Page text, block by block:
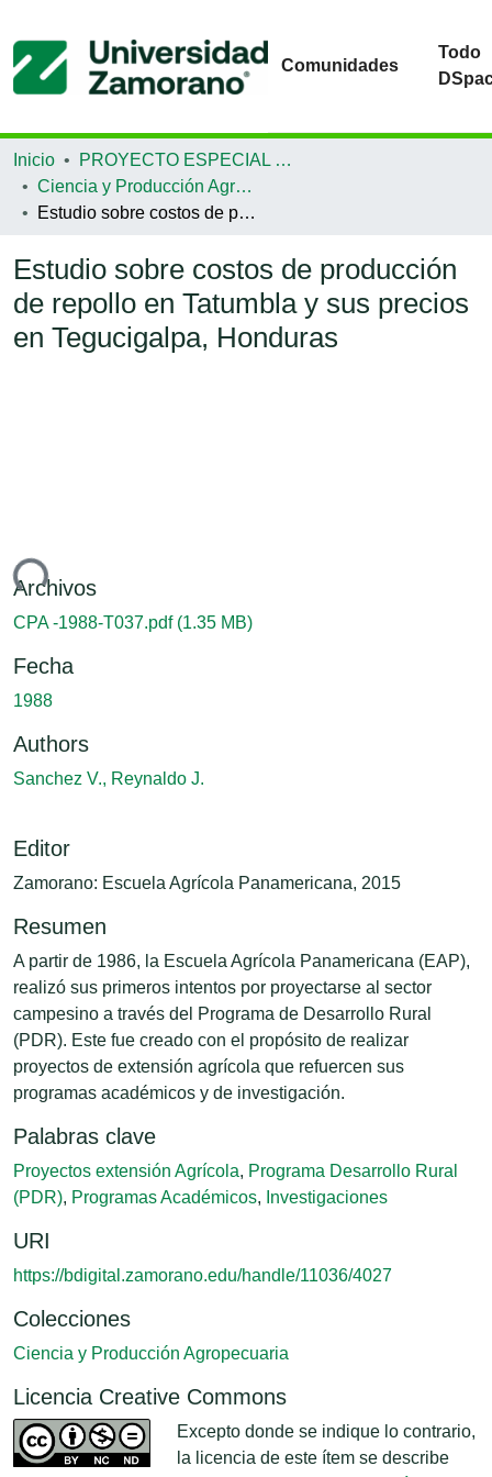
Comunidades
Todo
Inicio
PROYECTO ESPECIAL DE GRADUACIÓN
Ciencia y Producción Agropecuaria
Estudio sobre costos de producción de repollo en Tatumbla y sus precios en Tegucigalpa, Honduras
Estudio sobre costos de producción
de repollo en Tatumbla y sus precios
en Tegucigalpa, Honduras
Archivos
CPA -1988-T037.pdf (1.35 MB)
Fecha
1988
Authors
Sanchez V., Reynaldo J.
Editor
Zamorano: Escuela Agrícola Panamericana, 2015
Resumen
A partir de 1986, la Escuela Agrícola Panamericana (EAP),
realizó sus primeros intentos por proyectarse al sector
campesino a través del Programa de Desarrollo Rural
(PDR). Este fue creado con el propósito de realizar
proyectos de extensión agrícola que refuercen sus
programas académicos y de investigación.
Palabras clave
Proyectos extensión Agrícola, Programa Desarrollo Rural
(PDR), Programas Académicos, Investigaciones
URI
https://bdigital.zamorano.edu/handle/11036/4027
Colecciones
Ciencia y Producción Agropecuaria
Licencia Creative Commons
Excepto donde se indique lo contrario,
la licencia de este ítem se describe